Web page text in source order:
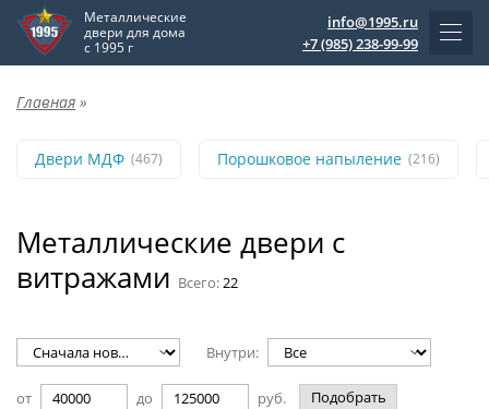
Металлические
двери для дома
с 1995 г
info@1995.ru
+7 (985) 238-99-99
Главная »
Двери МДФ (467) Порошковое напыление (216)
Металлические двери с
витражами Всего:22
Внутри:
от до руб. Подобрать